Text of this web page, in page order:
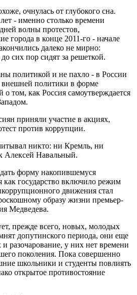
очнулась от глубокого сна.
- именно столько времени
волны протестов,
города в конце 2011-го - начале
далеко не мирно:
сих пор сидят за решеткой.
политикой и не пахло - в России
внешней политики в форме
о том, как Россия самоутверждается
приняли участие в акциях,
против коррупции.
никто: ни Кремль, ни
Алексей Навальный.
форму накопившемуся
государство включило режим
движения стал
образу жизни премьер-
Медведева.
прежде всего, новых, молодых
допутинского периода, они еще
и разочарование, у них нет времени
поколения. Пока совершенно
школьники и студенты повлиять
открытое противостояние